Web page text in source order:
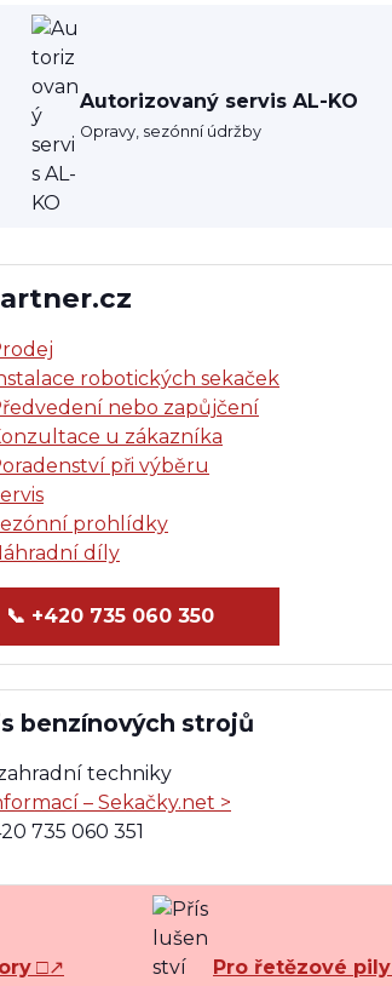
Autorizovaný servis AL-KO
Opravy, sezónní údržby
robotických sekaček
nebo zapůjčení
u zákazníka
při výběru
prohlídky
díly
📞 +420 735 060 350
benzínových strojů
techniky
– Sekačky.net >
735 060 351
□↗ Pro řetězové pily